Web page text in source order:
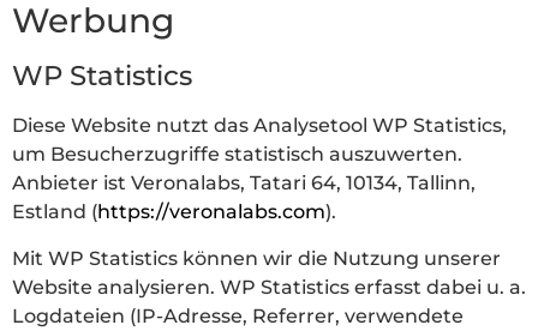
Werbung
WP Statistics
Diese Website nutzt das Analysetool WP Statistics,
um Besucherzugriffe statistisch auszuwerten.
Anbieter ist Veronalabs, Tatari 64, 10134, Tallinn,
Estland (https://veronalabs.com).
Mit WP Statistics können wir die Nutzung unserer
Website analysieren. WP Statistics erfasst dabei u. a.
Logdateien (IP-Adresse, Referrer, verwendete